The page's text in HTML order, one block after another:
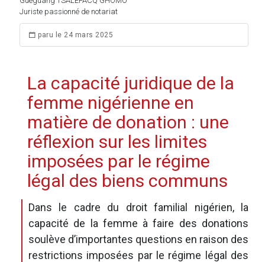
Juriste passionné de notariat
paru le 24 mars 2025
La capacité juridique de la
femme nigérienne en
matière de donation : une
réflexion sur les limites
imposées par le régime
légal des biens communs
Dans le cadre du droit familial nigérien, la
capacité de la femme à faire des donations
soulève d’importantes questions en raison des
restrictions imposées par le régime légal des